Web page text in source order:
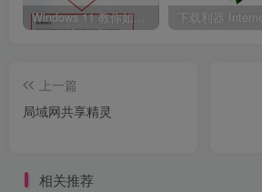
Windows 11 教你如何删除开始菜单“推荐的项目” 移除通知中心
上一篇
局域网共享精灵
相关推荐